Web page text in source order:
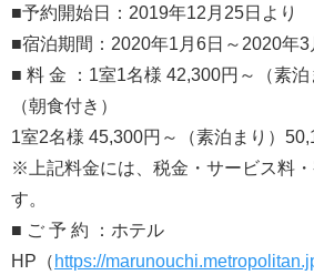
■予約開始日：2019年12月25日より
■宿泊期間：2020年1月6日～2020年3
■ 料 金 ：1室1名様 42,300円～（素
（朝食付き）
1室2名様 45,300円～（素泊まり）
※上記料金には、税金・サービス料
す。
■ ご 予 約 ：ホテル
HP（ https://